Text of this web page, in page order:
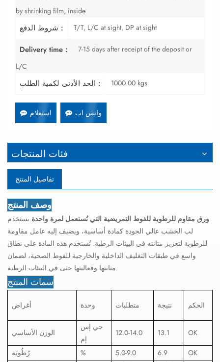
by shrinking film, inside
شروط الدفع : T/T, L/C at sight, DP at sight
Delivery time :
7-15 days after receipt of the deposit or
L/C
الحد الأدنى لكمية الطلب : 1000.00 kgs
استعلام واتس اب
فئات المنتجات
تفاصيل المنتج
وصف المنتج
ورق مقاوم للرطوبة للفوط التمريضية التي تُستعمل لمرة واحدة يستخدم
لب الخشب عالي الجودة كمادة أساسية، ويضيف إليه عامل مقاومة
للرطوبة لتعزيز متانته في البيئات الرطبة. تُستخدم هذه المادة على نطاق
واسع في طبقات التغليف الداخلية والخارجية للفوط الصحية، لضمان
متانتها وفعاليتها حتى في البيئات الرطبة.
سمات المنتج
أغراض وحدة متطلبات نتيجة الحكم
الوزن الأساسي
جي إس
إم
12.0-14.0 13.1 OK
رُطُوبَة % 5.0-9.0 6.9
OK